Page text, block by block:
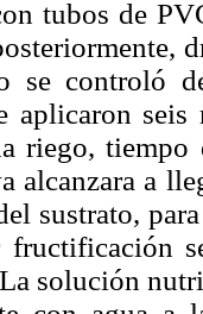
tubos de
se controló
aplicaron
riego,
alcanzara a
sustrato,
fructificación
solución